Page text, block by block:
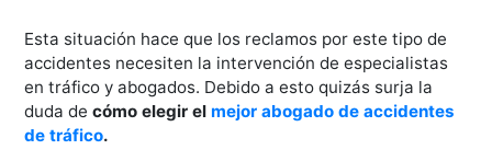
Esta situación hace que los reclamos por este tipo de
accidentes necesiten la intervención de especialistas
en tráfico y abogados. Debido a esto quizás surja la
duda decómo elegir el mejor abogado de accidentes
de tráfico.